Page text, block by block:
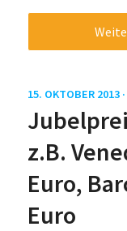
15. OKTOBER 2013 ·
z.B.
Euro,
Euro